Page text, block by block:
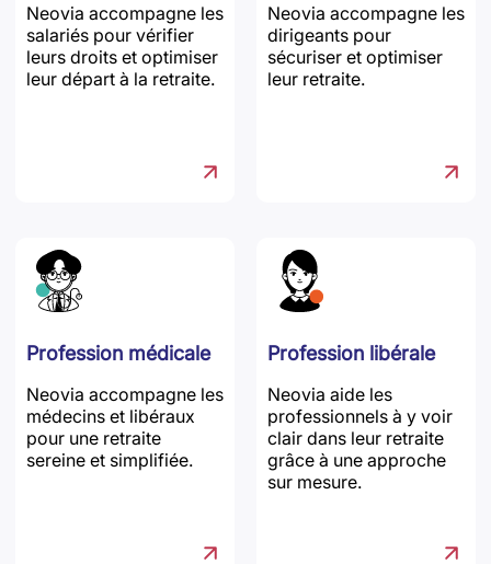
Neovia accompagne les
salariés pour vérifier
leurs droits et optimiser
leur départ à la retraite.
Neovia accompagne les
dirigeants pour
sécuriser et optimiser
leur retraite.
Profession médicale
Neovia accompagne les
médecins et libéraux
pour une retraite
sereine et simplifiée.
Profession libérale
Neovia aide les
professionnels à y voir
clair dans leur retraite
grâce à une approche
sur mesure.